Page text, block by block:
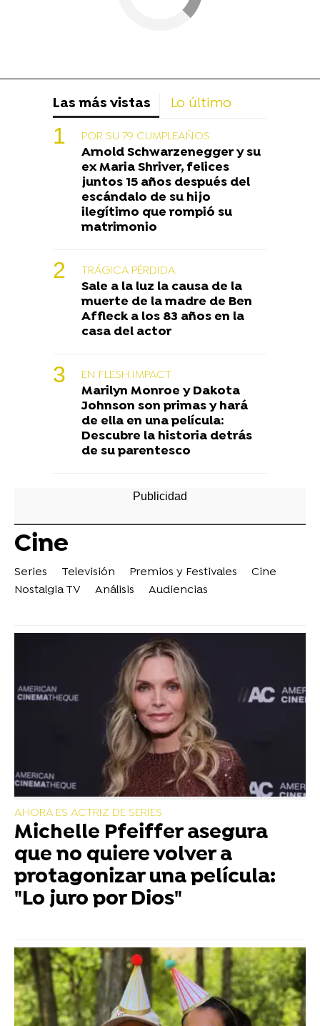
Las más vistas Lo último
POR SU 79 CUMPLEAÑOS
Arnold Schwarzenegger y su
ex Maria Shriver, felices
juntos 15 años después del
escándalo de su hijo
ilegítimo que rompió su
matrimonio
TRÁGICA PÉRDIDA
Sale a la luz la causa de la
muerte de la madre de Ben
Affleck a los 83 años en la
casa del actor
EN FLESH IMPACT
Marilyn Monroe y Dakota
Johnson son primas y hará
de ella en una película:
Descubre la historia detrás
de su parentesco
Cine
Series Televisión Premios y Festivales
Cine
Nostalgia TV
Análisis Audiencias
AHORA ES ACTRIZ DE SERIES
Michelle Pfeiffer asegura
que no quiere volver a
protagonizar una película:
"Lo juro por Dios"